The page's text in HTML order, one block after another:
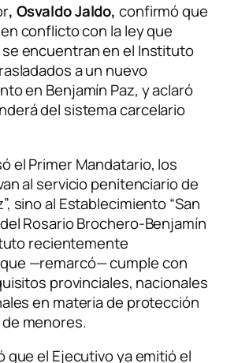
, Osvaldo Jaldo, confirmó que
conflicto con la ley que
encuentran en el Instituto
a un nuevo
en Benjamín Paz, y aclaró
del sistema carcelario
el Primer Mandatario, los
al servicio penitenciario de
sino al Establecimiento “San
Rosario Brochero-Benjamín
recientemente
—remarcó— cumple con
provinciales, nacionales
en materia de protección
menores.
que el Ejecutivo ya emitió el